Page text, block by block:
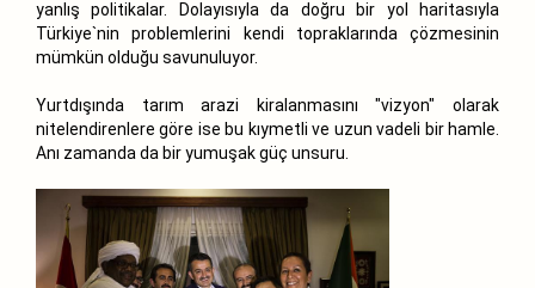
yanlış politikalar. Dolayısıyla da doğru bir yol haritasıyla
Türkiye`nin problemlerini kendi topraklarında çözmesinin
mümkün olduğu savunuluyor.
Yurtdışında tarım arazi kiralanmasını "vizyon" olarak
nitelendirenlere göre ise bu kıymetli ve uzun vadeli bir hamle.
Anı zamanda da bir yumuşak güç unsuru.